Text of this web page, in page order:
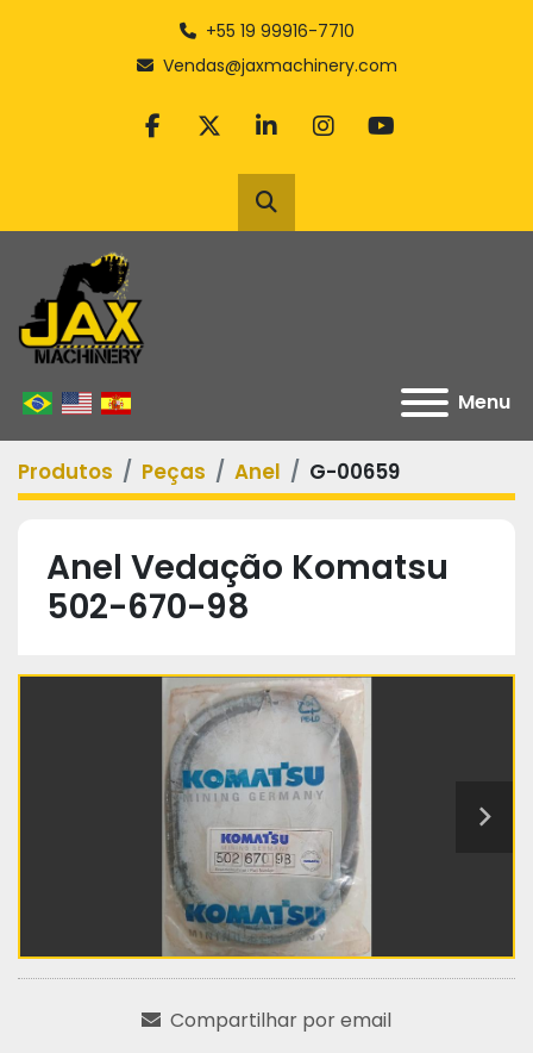
+55 19 99916-7710
Vendas@jaxmachinery.com
facebook
twitterlinkedininstagram
youtube
Pesquisar
Menu
Produtos Peças Anel G-00659
Anel Vedação Komatsu
502-670-98
Compartilhar por email